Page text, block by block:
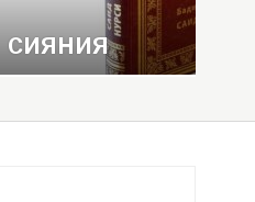
СИЯНИЯ